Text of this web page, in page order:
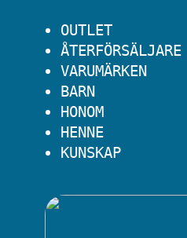
OUTLET
ÅTERFÖRSÄLJARE
VARUMÄRKEN
BARN
HONOM
HENNE
KUNSKAP